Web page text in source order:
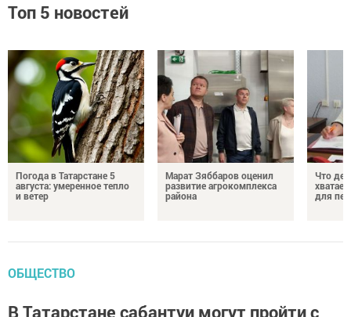
Топ 5 новостей
Погода в Татарстане 5
августа: умеренное тепло
и ветер
Марат Зяббаров оценил
развитие агрокомплекса
района
Что
для
ОБЩЕСТВО
В Татарстане сабантуи могут пройти с